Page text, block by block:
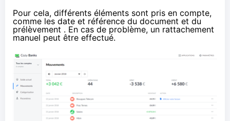
Pour cela, différents éléments sont pris en compte,
comme les date et référence du document et du
prélèvement . En cas de problème, un rattachement
manuel peut être effectué.